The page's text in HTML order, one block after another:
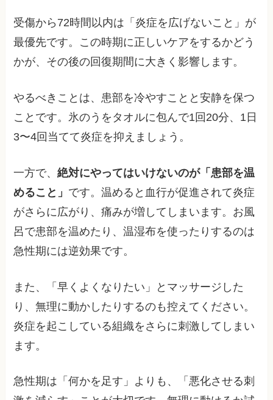
受傷から72時間以内は「炎症を広げないこと」が
最優先です。この時期に正しいケアをするかどう
かが、その後の回復期間に大きく影響します。
やるべきことは、患部を冷やすことと安静を保つ
ことです。氷のうをタオルに包んで1回20分、1日
3〜4回当てて炎症を抑えましょう。
一方で、絶対にやってはいけないのが「患部を温
めること」 です。温めると血行が促進されて炎症
がさらに広がり、痛みが増してしまいます。お風
呂で患部を温めたり、温湿布を使ったりするのは
急性期には逆効果です。
また、「早くよくなりたい」とマッサージした
り、無理に動かしたりするのも控えてください。
炎症を起こしている組織をさらに刺激してしまい
ます。
急性期は「何かを足す」よりも、「悪化させる刺